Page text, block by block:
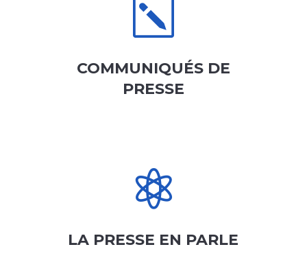
k
COMMUNIQUÉS DE
PRESSE

LA PRESSE EN PARLE